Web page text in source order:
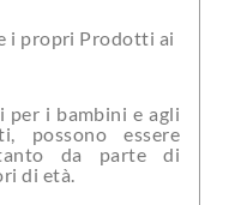
possono essere
da parte di
di età.